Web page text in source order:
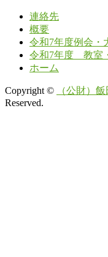
連絡先
概要
令和7年度例会・
令和7年度 教室
ホーム
Copyright © （公財）
Reserved.